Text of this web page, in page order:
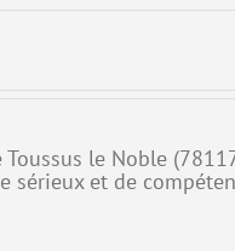
le Noble
sérieux et de